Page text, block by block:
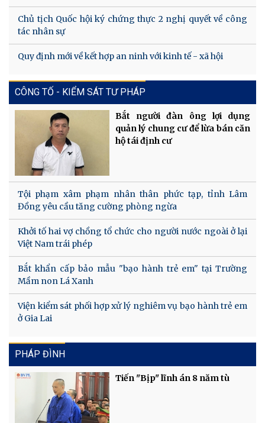
Chủ tịch Quốc hội ký chứng thực 2 nghị quyết về công
tác nhân sự
Quy định mới về kết hợp an ninh với kinh tế - xã hội
CÔNG TỐ - KIỂM SÁT TƯ PHÁP
Bắt người đàn ông lợi dụng
quản lý chung cư để lừa bán căn
hộ tái định cư
Tội phạm xâm phạm nhân thân phức tạp, tỉnh Lâm
Đồng yêu cầu tăng cường phòng ngừa
Khởi tố hai vợ chồng tổ chức cho người nước ngoài ở lại
Việt Nam trái phép
Bắt khẩn cấp bảo mẫu "bạo hành trẻ em" tại Trường
Mầm non Lá Xanh
Viện kiểm sát phối hợp xử lý nghiêm vụ bạo hành trẻ em
ở Gia Lai
PHÁP ĐÌNH
Tiến "Bịp" lĩnh án 8 năm tù